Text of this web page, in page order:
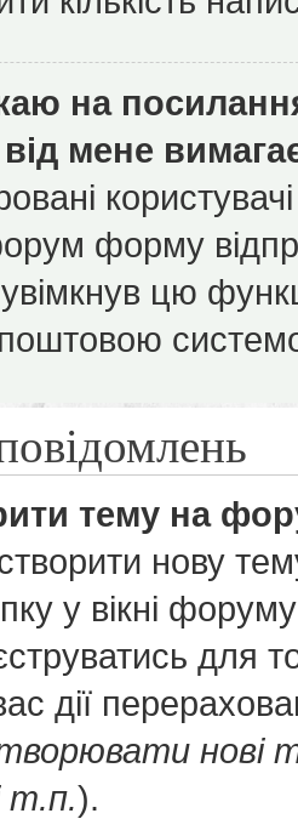
на
мене
форму
увімкнув цю
тему на
нову
у вікні
для
дії
нові
т.п.).